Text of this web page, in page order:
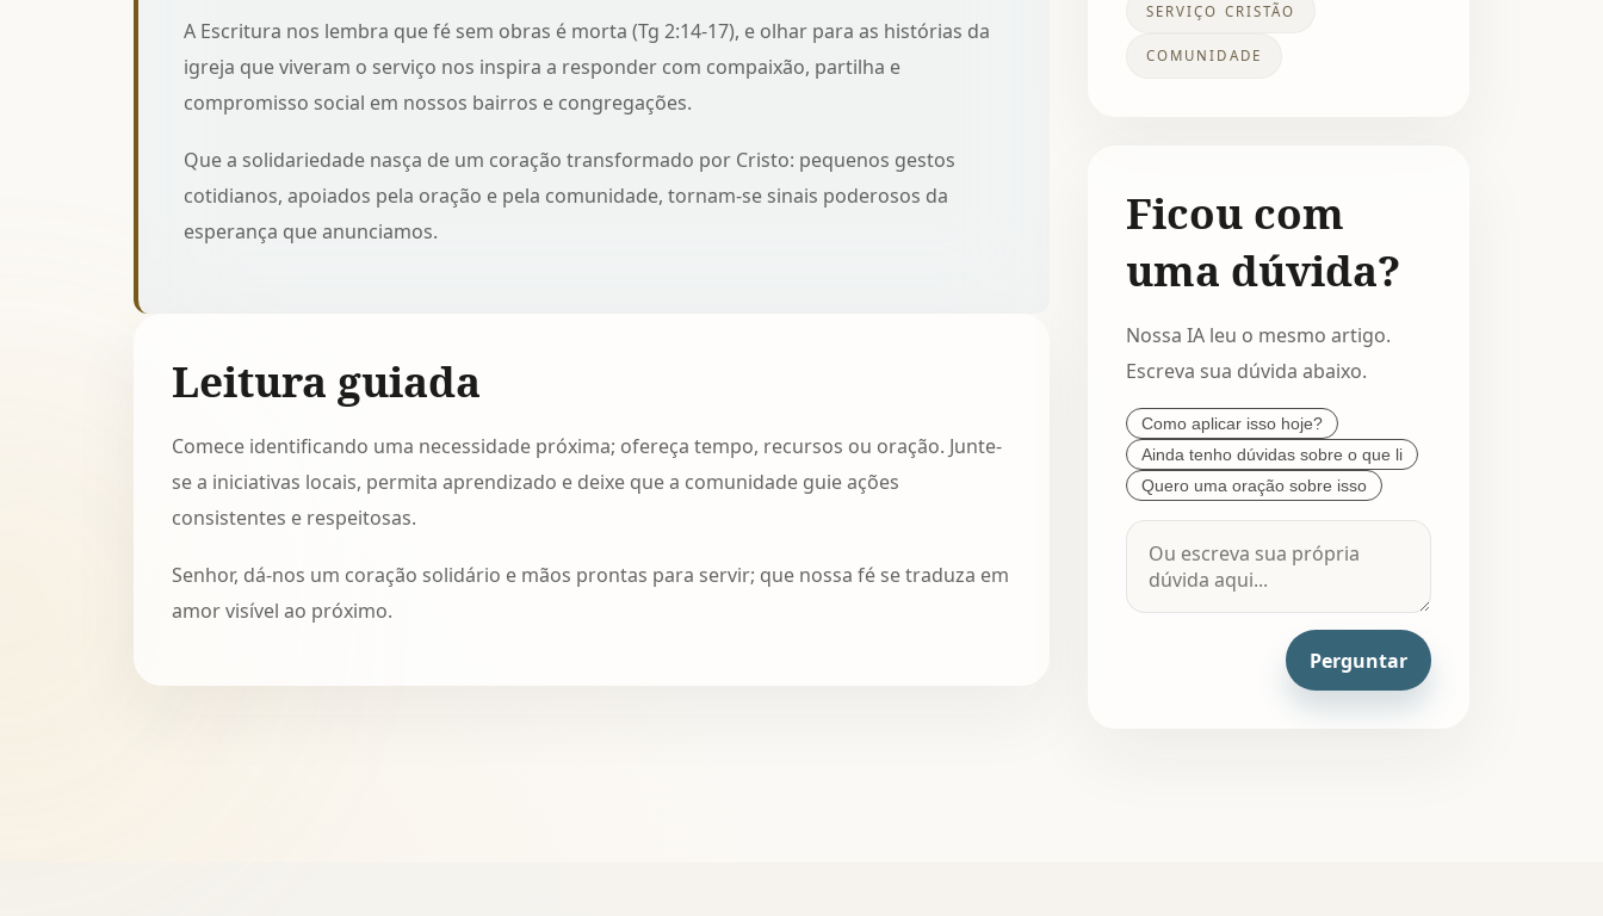
A Escritura nos lembra que fé sem obras é morta (Tg 2:14-17), e olhar para as histórias da
igreja que viveram o serviço nos inspira a responder com compaixão, partilha e
compromisso social em nossos bairros e congregações.
Que a solidariedade nasça de um coração transformado por Cristo: pequenos gestos
cotidianos, apoiados pela oração e pela comunidade, tornam-se sinais poderosos da
esperança que anunciamos.
Leitura guiada
Comece identificando uma necessidade próxima; ofereça tempo, recursos ou oração. Junte-
se a iniciativas locais, permita aprendizado e deixe que a comunidade guie ações
consistentes e respeitosas.
Senhor, dá-nos um coração solidário e mãos prontas para servir; que nossa fé se traduza em
amor visível ao próximo.
SERVIÇO CRISTÃO
COMUNIDADE
Ficou com
uma dúvida?
Nossa IA leu o mesmo artigo.
Escreva sua dúvida abaixo.
Como aplicar isso hoje?
Ainda tenho dúvidas sobre o que li
Quero uma oração sobre isso
Perguntar